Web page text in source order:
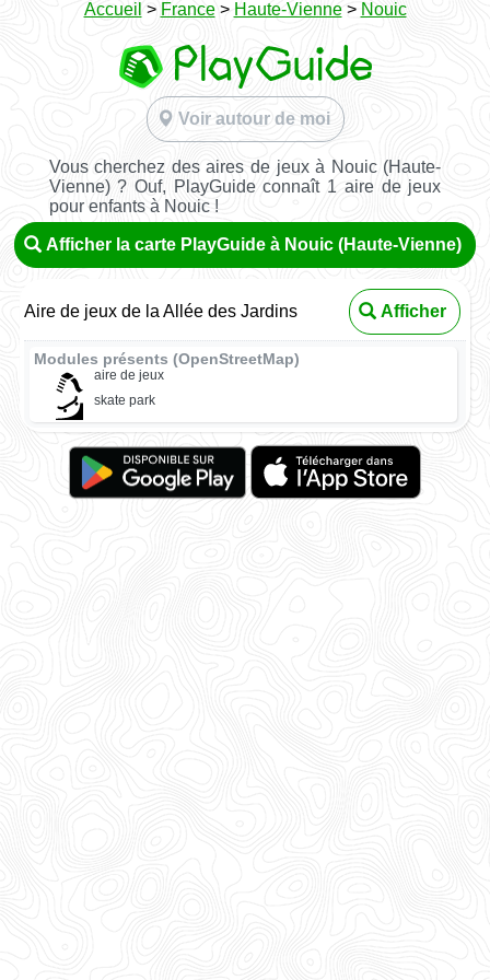
Accueil > France> Haute-Vienne> Nouic
Voir autour de moi
Vous cherchez des aires de jeux à Nouic (Haute-
Vienne) ? Ouf, PlayGuide connaît 1 aire de jeux
pour enfants à Nouic !
Afficher la carte PlayGuide à Nouic (Haute-Vienne)
Aire de jeux de la Allée des Jardins Afficher
Modules présents (OpenStreetMap)
aire de jeux
skate park